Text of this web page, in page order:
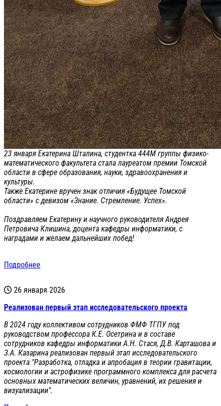
23 января Екатерина Шталина, студентка 444М группы физико-
математического факультета стала лауреатом премии Томской
области в сфере образования, науки, здравоохранения и
культуры.
Также Екатерине вручен знак отличия «Будущее Томской
области» с девизом «Знание. Стремление. Успех».
Поздравляем Екатерину и научного руководителя Андрея
Петровича Клишина, доцента кафедры информатики, с
наградами и желаем дальнейших побед!
Подробнее
26 января 2026
Реализован первый этап исследовательского проекта
В 2024 году коллективом сотрудников ФМФ ТГПУ под
руководством профессора К.Е. Осетрина и в составе
сотрудников кафедры информатики А.Н. Стася, Д.В. Карташова и
З.А. Казарина реализован первый этап исследовательского
проекта "Разработка, отладка и апробация в теории гравитации,
космологии и астрофизике программного комплекса для расчета
основных математических величин, уравнений, их решения и
визуализации".